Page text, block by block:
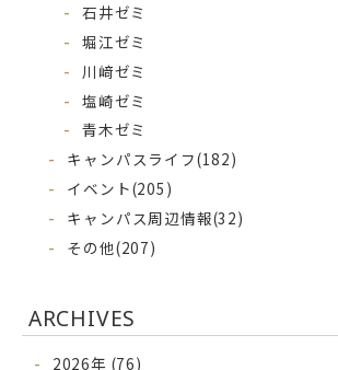
石井ゼミ
堀江ゼミ
川﨑ゼミ
塩崎ゼミ
青木ゼミ
キャンパスライフ(182)
イベント(205)
キャンパス周辺情報(32)
その他(207)
ARCHIVES
2026年 (76)